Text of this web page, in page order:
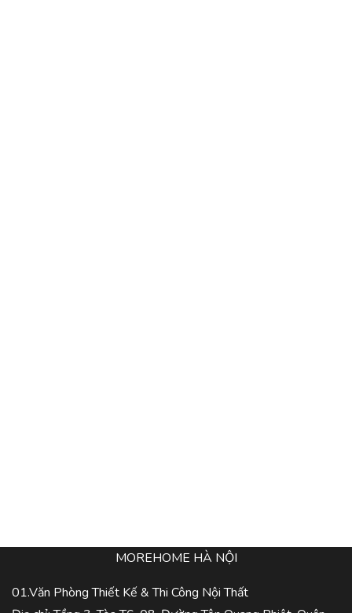
MOREHOME HÀ NỘI
01.Văn Phòng Thiết Kế & Thi Công Nội Thất